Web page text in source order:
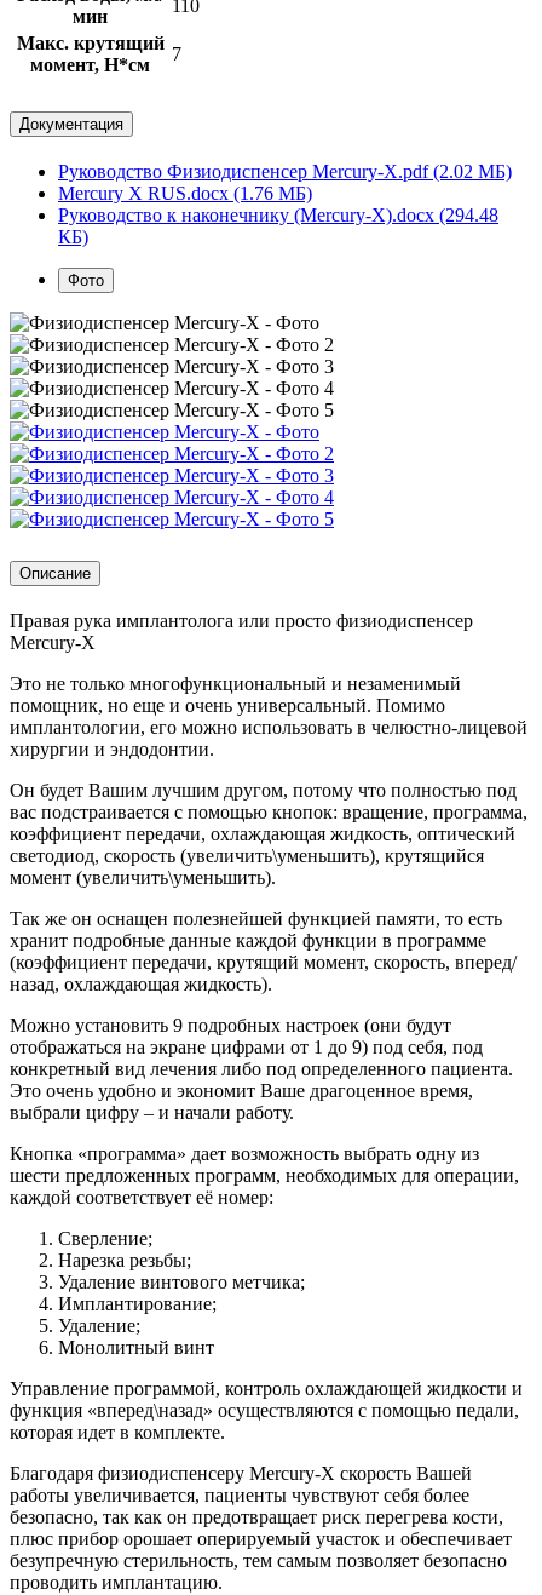
мин
110
Макс. крутящий
момент, Н*см
7
Документация
Руководство Физиодиспенсер Mercury-X.pdf (2.02 МБ)
Mercury X RUS.docx (1.76 МБ)
Руководство к наконечнику (Mercury-X).docx (294.48
КБ)
Фото
Описание
Правая рука имплантолога или просто физиодиспенсер
Mercury-X
Это не только многофункциональный и незаменимый
помощник, но еще и очень универсальный. Помимо
имплантологии, его можно использовать в челюстно-лицевой
хирургии и эндодонтии.
Он будет Вашим лучшим другом, потому что полностью под
вас подстраивается с помощью кнопок: вращение, программа,
коэффициент передачи, охлаждающая жидкость, оптический
светодиод, скорость (увеличить\уменьшить), крутящийся
момент (увеличить\уменьшить).
Так же он оснащен полезнейшей функцией памяти, то есть
хранит подробные данные каждой функции в программе
(коэффициент передачи, крутящий момент, скорость, вперед/
назад, охлаждающая жидкость).
Можно установить 9 подробных настроек (они будут
отображаться на экране цифрами от 1 до 9) под себя, под
конкретный вид лечения либо под определенного пациента.
Это очень удобно и экономит Ваше драгоценное время,
выбрали цифру – и начали работу.
Кнопка «программа» дает возможность выбрать одну из
шести предложенных программ, необходимых для операции,
каждой соответствует её номер:
Сверление;
Нарезка резьбы;
Удаление винтового метчика;
Имплантирование;
Удаление;
Монолитный винт
Управление программой, контроль охлаждающей жидкости и
функция «вперед\назад» осуществляются с помощью педали,
которая идет в комплекте.
Благодаря физиодиспенсеру Mercury-X скорость Вашей
работы увеличивается, пациенты чувствуют себя более
безопасно, так как он предотвращает риск перегрева кости,
плюс прибор орошает оперируемый участок и обеспечивает
безупречную стерильность, тем самым позволяет безопасно
проводить имплантацию.